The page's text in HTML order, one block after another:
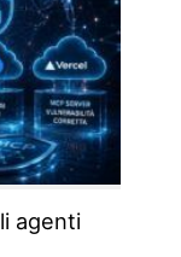
agenti